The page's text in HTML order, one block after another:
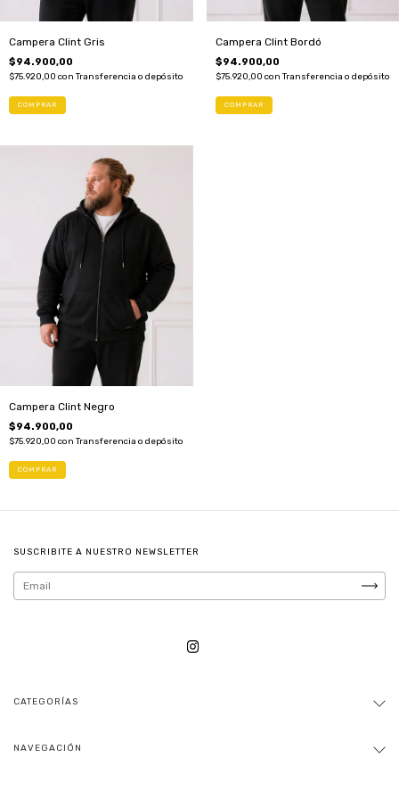
Campera Clint Gris
$94.900,00
$75.920,00 con Transferencia o depósito
Campera Clint Bordó
$94.900,00
$75.920,00 con Transferencia o depósito
Campera Clint Negro
$94.900,00
$75.920,00 con